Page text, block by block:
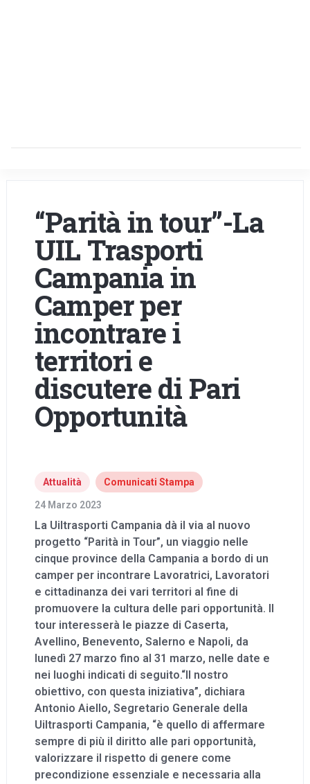
“Parità in tour”-La
UIL Trasporti
Campania in
Camper per
incontrare i
territori e
discutere di Pari
Opportunità
Attualità Comunicati Stampa
24 Marzo 2023
La Uiltrasporti Campania dà il via al nuovo
progetto “Parità in Tour”, un viaggio nelle
cinque province della Campania a bordo di un
camper per incontrare Lavoratrici, Lavoratori
e cittadinanza dei vari territori al fine di
promuovere la cultura delle pari opportunità. Il
tour interesserà le piazze di Caserta,
Avellino, Benevento, Salerno e Napoli, da
lunedì 27 marzo fino al 31 marzo, nelle date e
nei luoghi indicati di seguito.“Il nostro
obiettivo, con questa iniziativa”, dichiara
Antonio Aiello, Segretario Generale della
Uiltrasporti Campania, “è quello di affermare
sempre di più il diritto alle pari opportunità,
valorizzare il rispetto di genere come
precondizione essenziale e necessaria alla